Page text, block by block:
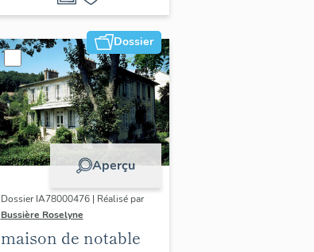
Dossier
Aperçu
Dossier IA78000476 | Réalisé par
Bussière Roselyne
maison de notable